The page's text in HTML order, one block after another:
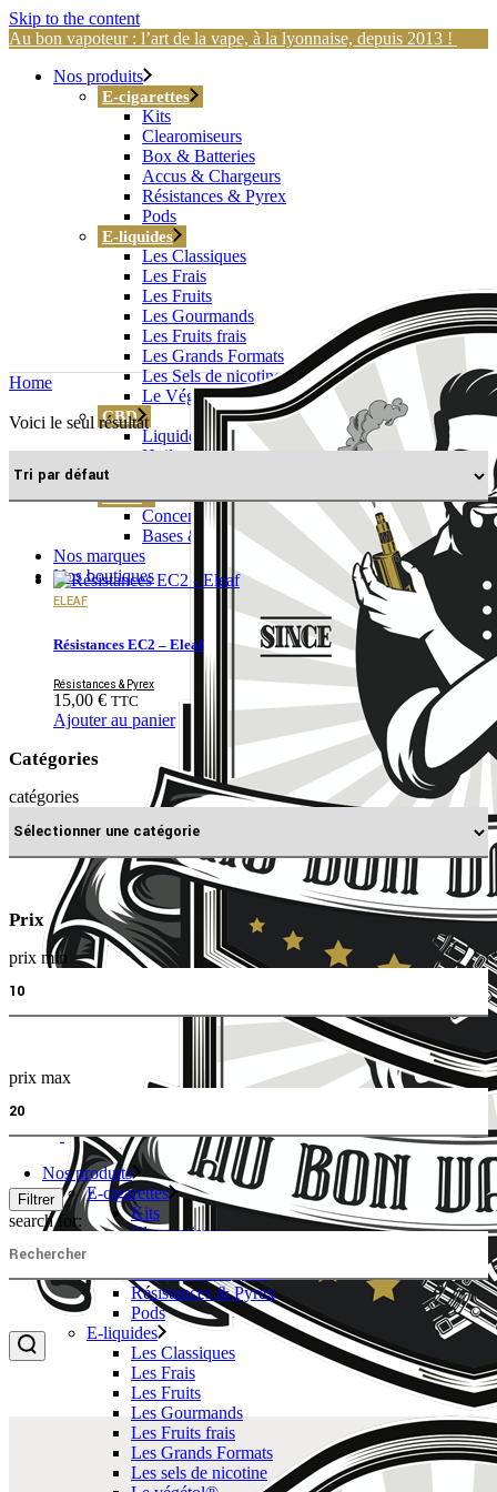
Skip to the content
Au bon vapoteur : l’art de la vape, à la lyonnaise, depuis 2013 !
Nos produits
E-cigarettes
Kits
Clearomiseurs
Box & Batteries
Accus & Chargeurs
Résistances & Pyrex
Pods
E-liquides
Les Classiques
Les Frais
Les Fruits
Les Gourmands
Les Fruits frais
Les Grands Formats
Les Sels de nicotine
Le Végétol®
CBD
Liquides CBD
Huiles
D.I.Y
Concentrés
Bases & boosters
Nos marques
Nos boutiques
Nos produits
E-cigarettes
Kits
Clearomiseurs
Résistances & Pyrex
Pods
E-liquides
Les Classiques
Les Frais
Les Fruits
Les Gourmands
Les Fruits frais
Les Grands Formats
Les sels de nicotine
Home
Voici le seul résultat
ELEAF
Résistances EC2 – Eleaf
Résistances & Pyrex
15,00 € TTC
Ajouter au panier
Catégories
catégories
Prix
prix min
prix max
Filtrer
search for: